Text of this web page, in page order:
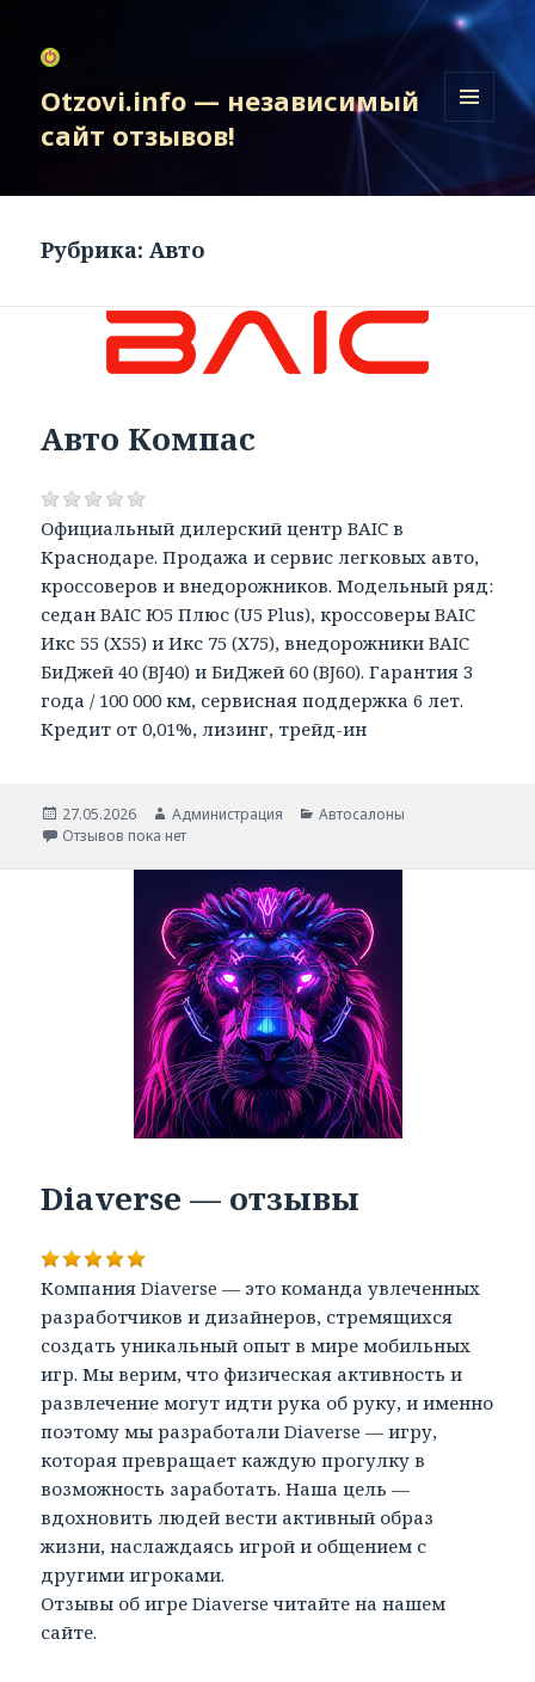
Otzovi.info — независимый
сайт отзывов!
Рубрика:Авто
Авто Компас
Официальный дилерский центр BAIC в
Краснодаре. Продажа и сервис легковых авто,
кроссоверов и внедорожников. Модельный ряд:
седан BAIC Ю5 Плюс (U5 Plus), кроссоверы BAIC
Икс 55 (X55) и Икс 75 (X75), внедорожники BAIC
БиДжей 40 (BJ40) и БиДжей 60 (BJ60). Гарантия 3
года / 100 000 км, сервисная поддержка 6 лет.
Кредит от 0,01%, лизинг, трейд-ин
Опубликовано
27.05.2026 Автор
Администрация Рубрики
Автосалоны
Отзывов пока нет
Diaverse — отзывы
Компания Diaverse — это команда увлеченных
разработчиков и дизайнеров, стремящихся
создать уникальный опыт в мире мобильных
игр. Мы верим, что физическая активность и
развлечение могут идти рука об руку, и именно
поэтому мы разработали Diaverse — игру,
которая превращает каждую прогулку в
возможность заработать. Наша цель —
вдохновить людей вести активный образ
жизни, наслаждаясь игрой и общением с
другими игроками.
Отзывы об игре Diaverse читайте на нашем
сайте.